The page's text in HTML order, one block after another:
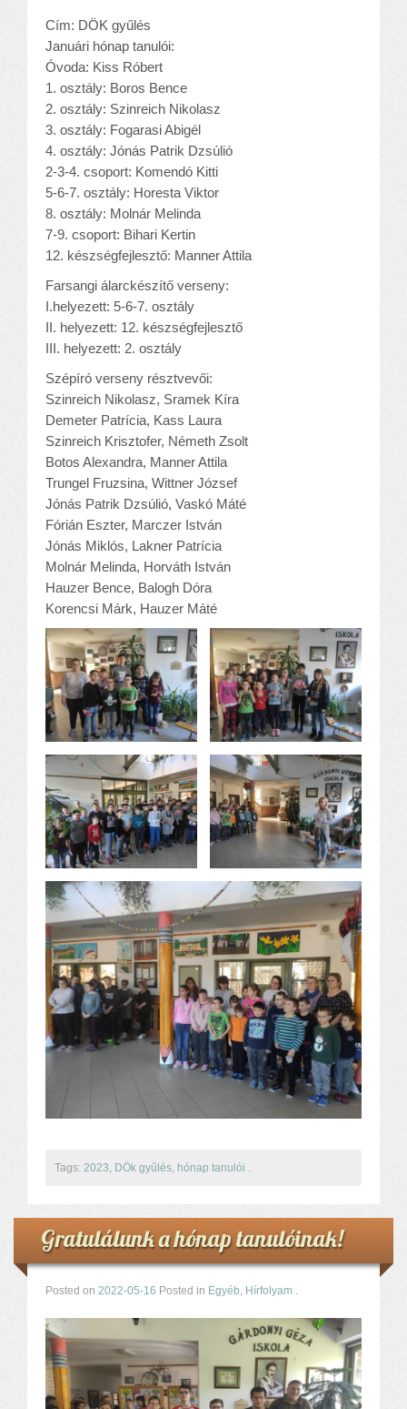
Cím: DÖK gyűlés
Januári hónap tanulói:
Óvoda: Kiss Róbert
1. osztály: Boros Bence
2. osztály: Szinreich Nikolasz
3. osztály: Fogarasi Abigél
4. osztály: Jónás Patrik Dzsúlió
2-3-4. csoport: Komendó Kitti
5-6-7. osztály: Horesta Viktor
8. osztály: Molnár Melinda
7-9. csoport: Bihari Kertin
12. készségfejlesztő: Manner Attila
Farsangi álarckészítő verseny:
I.helyezett: 5-6-7. osztály
II. helyezett: 12. készségfejlesztő
III. helyezett: 2. osztály
Szépíró verseny résztvevői:
Szinreich Nikolasz, Sramek Kíra
Demeter Patrícia, Kass Laura
Szinreich Krisztofer, Németh Zsolt
Botos Alexandra, Manner Attila
Trungel Fruzsina, Wittner József
Jónás Patrik Dzsúlió, Vaskó Máté
Fórián Eszter, Marczer István
Jónás Miklós, Lakner Patrícia
Molnár Melinda, Horváth István
Hauzer Bence, Balogh Dóra
Korencsi Márk, Hauzer Máté
Tags: 2023, DÖk gyűlés, hónap tanulói .
Gratulálunk a hónap tanulóinak!
Posted on 2022-05-16 Posted in Egyéb, Hírfolyam .